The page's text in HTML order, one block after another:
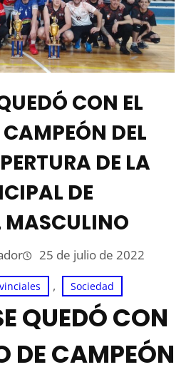
CON EL
DEL
DE LA
DE
MASCULINO
25 de julio de 2022
, Sociedad
QUEDÓ CON
DE CAMPEÓN